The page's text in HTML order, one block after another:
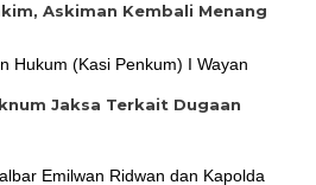
Askiman Kembali Menang
Jaksa Terkait Dugaan